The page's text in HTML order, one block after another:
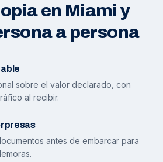
en Miami y
a persona
sobre el valor declarado, con
al recibir.
antes de embarcar para